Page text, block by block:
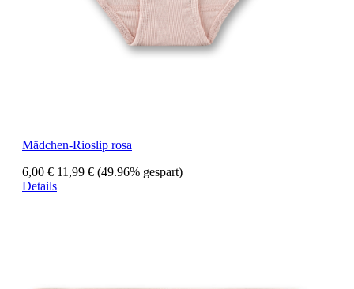
Mädchen-Rioslip rosa
6,00 € 11,99 € (49.96% gespart)
Details